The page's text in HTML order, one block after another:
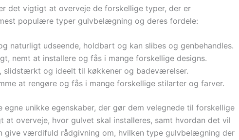
det vigtigt at overveje de forskellige typer, der er
populære typer gulvbelægning og deres fordele:
naturligt udseende, holdbart og kan slibes og genbehandles.
nemt at installere og fås i mange forskellige designs.
slidstærkt og ideelt til køkkener og badeværelser.
at rengøre og fås i mange forskellige stilarter og farver.
unikke egenskaber, der gør dem velegnede til forskellige
at overveje, hvor gulvet skal installeres, samt hvordan det vil
give værdifuld rådgivning om, hvilken type gulvbelægning der